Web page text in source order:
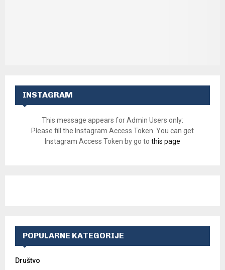
INSTAGRAM
This message appears for Admin Users only:
Please fill the Instagram Access Token. You can get
Instagram Access Token by go to this page
POPULARNE KATEGORIJE
Društvo